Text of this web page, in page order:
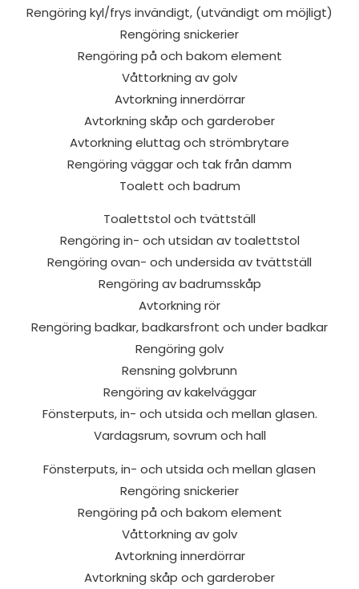
Rengöring kyl/frys invändigt, (utvändigt om möjligt)
Rengöring snickerier
Rengöring på och bakom element
Våttorkning av golv
Avtorkning innerdörrar
Avtorkning skåp och garderober
Avtorkning eluttag och strömbrytare
Rengöring väggar och tak från damm
Toalett och badrum
Toalettstol och tvättställ
Rengöring in- och utsidan av toalettstol
Rengöring ovan- och undersida av tvättställ
Rengöring av badrumsskåp
Avtorkning rör
Rengöring badkar, badkarsfront och under badkar
Rengöring golv
Rensning golvbrunn
Rengöring av kakelväggar
Fönsterputs, in- och utsida och mellan glasen.
Vardagsrum, sovrum och hall
Fönsterputs, in- och utsida och mellan glasen
Rengöring snickerier
Rengöring på och bakom element
Våttorkning av golv
Avtorkning innerdörrar
Avtorkning skåp och garderober